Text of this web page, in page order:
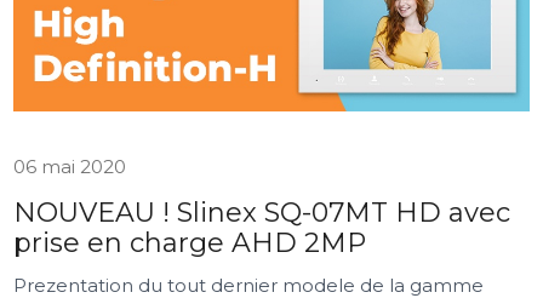
06 mai 2020
NOUVEAU ! Slinex SQ-07MT HD avec
prise en charge AHD 2MP
Prezentation du tout dernier modele de la gamme